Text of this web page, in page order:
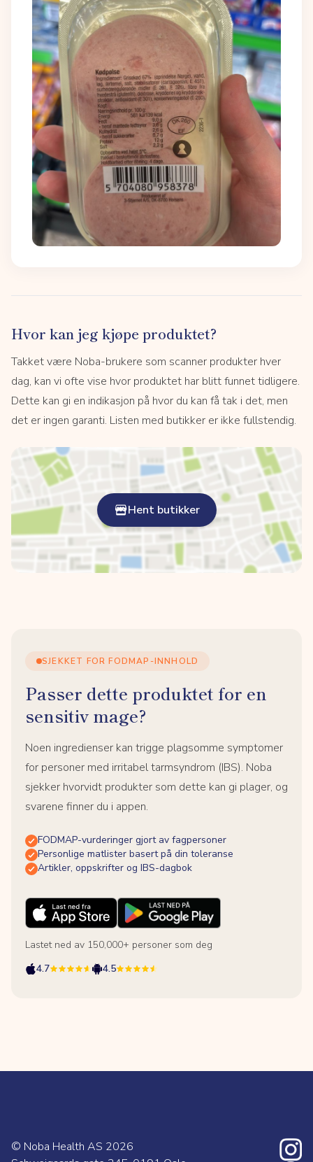
Hvor kan jeg kjøpe produktet?
Takket være Noba-brukere som scanner produkter hver
dag, kan vi ofte vise hvor produktet har blitt funnet tidligere.
Dette kan gi en indikasjon på hvor du kan få tak i det, men
det er ingen garanti. Listen med butikker er ikke fullstendig.
Hent butikker
SJEKKET FOR FODMAP-INNHOLD
Passer dette produktet for en
sensitiv mage?
Noen ingredienser kan trigge plagsomme symptomer
for personer med irritabel tarmsyndrom (IBS). Noba
sjekker hvorvidt produkter som dette kan gi plager, og
svarene finner du i appen.
FODMAP-vurderinger gjort av fagpersoner
Personlige matlister basert på din toleranse
Artikler, oppskrifter og IBS-dagbok
Lastet ned av 150,000+ personer som deg
4.7
4.5
© Noba Health AS 2026